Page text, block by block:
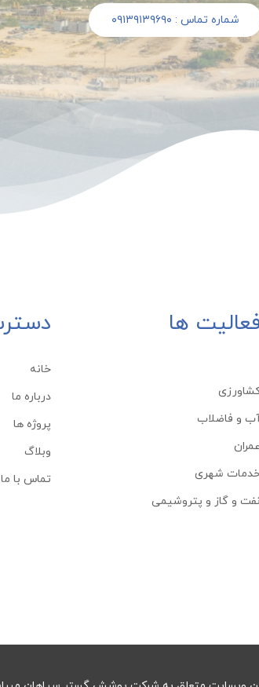
شماره تماس : ۰۹۱۳۹۱۳۹۶۹۰
ها
و فاضلاب
عمران
شهری
نفت و گاز و پتروشیمی
خانه
درباره ما
پروژه ها
وبلاگ
تماس با ما